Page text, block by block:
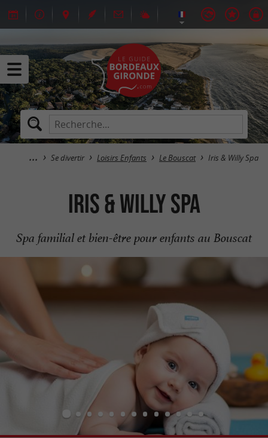
Se divertir Loisirs Enfants Le Bouscat Iris & Willy Spa
Iris & Willy Spa
Spa familial et bien-être pour enfants au Bouscat